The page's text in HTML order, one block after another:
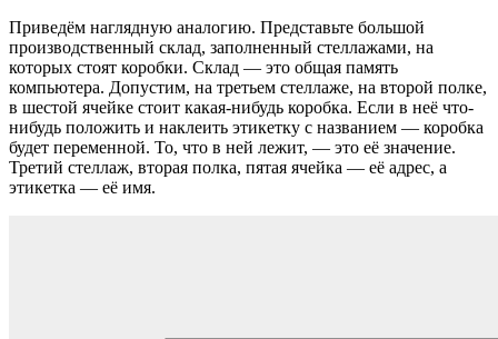
Приведём наглядную аналогию. Представьте большой
производственный склад, заполненный стеллажами, на
которых стоят коробки. Склад — это общая память
компьютера. Допустим, на третьем стеллаже, на второй полке,
в шестой ячейке стоит какая-нибудь коробка. Если в неё что-
нибудь положить и наклеить этикетку с названием — коробка
будет переменной. То, что в ней лежит, — это её значение.
Третий стеллаж, вторая полка, пятая ячейка — её адрес, а
этикетка — её имя.